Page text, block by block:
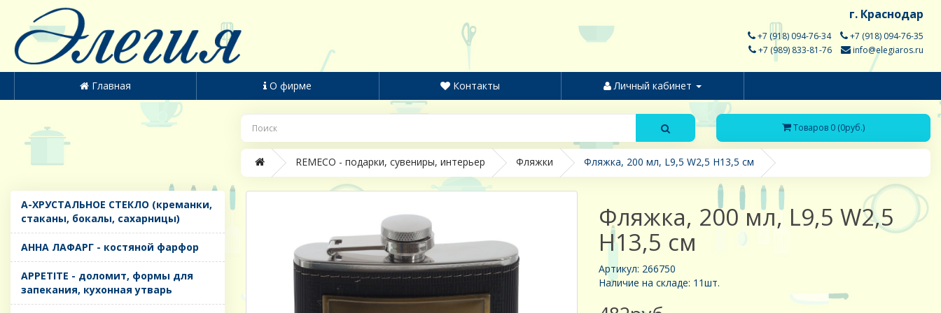
г. Краснодар
+7 (918) 094-76-34
+7 (918) 094-76-35
+7 (989) 833-81-76
info@elegiaros.ru
Главная О фирме Контакты Личный кабинет
Товаров 0 (0руб.)
REMECO - подарки, сувениры, интерьер Фляжки Фляжка, 200 мл, L9,5 W2,5 H13,5 см
A-ХРУСТАЛЬНОЕ СТЕКЛО (креманки,
стаканы, бокалы, сахарницы)
AHHA ЛАФАРГ - костяной фарфор
APPETITE - доломит, формы для
запекания, кухонная утварь
Фляжка, 200 мл, L9,5 W2,5
H13,5 см
Артикул: 266750
Наличие на складе: 11шт.